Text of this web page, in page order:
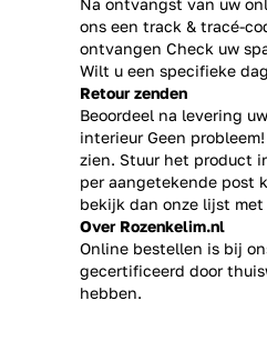
Na ontvangst van uw
ons een track & tracé-
ontvangen Check uw
Wilt u een specifieke
Retour zenden
Beoordeel na levering
interieur Geen
zien. Stuur het product
per aangetekende post
bekijk dan onze lijst met
Over Rozenkelim.nl
Online bestellen is bij
gecertificeerd door
hebben.